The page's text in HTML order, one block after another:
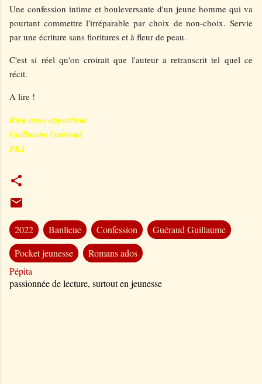
Une confession intime et bouleversante d'un jeune homme qui va
pourtant commettre l'irréparable par choix de non-choix. Servie
par une écriture sans fioritures et à fleur de peau.
C'est si réel qu'on croirait que l'auteur a retranscrit tel quel ce
récit.
A lire !
Rien nous appartient
Guillaume Guéraud
PKJ
2022 Banlieue Confession
Guéraud Guillaume
Pocket jeunesse
Romans ados
Pépita
passionnée de lecture, surtout en jeunesse